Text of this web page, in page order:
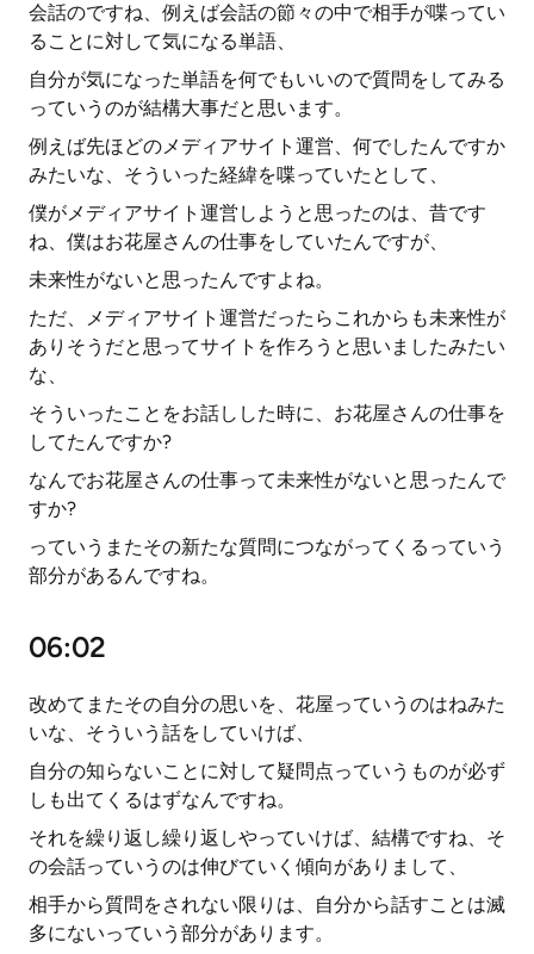
会話のですね、例えば会話の節々の中で相手が喋ってい
ることに対して気になる単語、
自分が気になった単語を何でもいいので質問をしてみる
っていうのが結構大事だと思います。
例えば先ほどのメディアサイト運営、何でしたんですか
みたいな、そういった経緯を喋っていたとして、
僕がメディアサイト運営しようと思ったのは、昔です
ね、僕はお花屋さんの仕事をしていたんですが、
未来性がないと思ったんですよね。
ただ、メディアサイト運営だったらこれからも未来性が
ありそうだと思ってサイトを作ろうと思いましたみたい
な、
そういったことをお話しした時に、お花屋さんの仕事を
してたんですか?
なんでお花屋さんの仕事って未来性がないと思ったんで
すか?
っていうまたその新たな質問につながってくるっていう
部分があるんですね。
06:02
改めてまたその自分の思いを、花屋っていうのはねみた
いな、そういう話をしていけば、
自分の知らないことに対して疑問点っていうものが必ず
しも出てくるはずなんですね。
それを繰り返し繰り返しやっていけば、結構ですね、そ
の会話っていうのは伸びていく傾向がありまして、
相手から質問をされない限りは、自分から話すことは滅
多にないっていう部分があります。